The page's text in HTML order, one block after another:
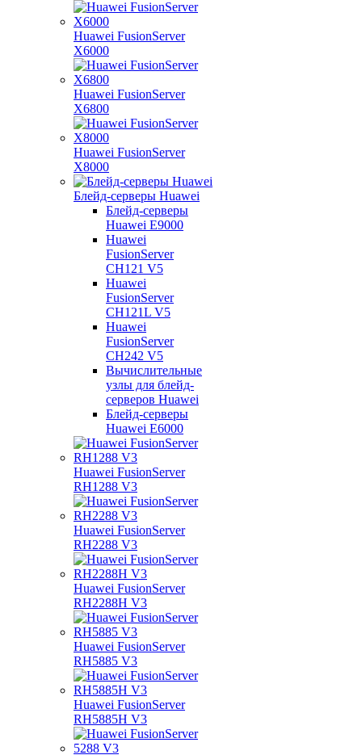
Huawei FusionServer
X6000
Huawei FusionServer
X6800
Huawei FusionServer
X8000
Блейд-серверы Huawei
Блейд-серверы
Huawei E9000
Huawei
FusionServer
CH121 V5
Huawei
FusionServer
CH121L V5
Huawei
FusionServer
CH242 V5
Вычислительные
узлы для блейд-
серверов Huawei
Блейд-серверы
Huawei E6000
Huawei FusionServer
RH1288 V3
Huawei FusionServer
RH2288 V3
Huawei FusionServer
RH2288H V3
Huawei FusionServer
RH5885 V3
Huawei FusionServer
RH5885H V3